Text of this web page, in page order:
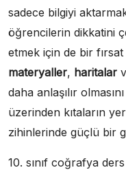
sadece bilgiyi
öğrencilerin dikkatini
etmek için de bir
materyaller, haritalar
daha anlaşılır
üzerinden kıtaların
zihinlerinde güçlü bir
10. sınıf coğrafya